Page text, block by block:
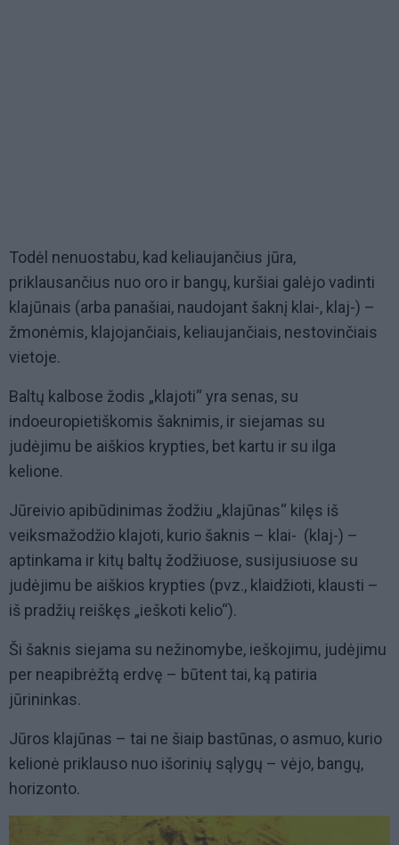
Todėl nenuostabu, kad keliaujančius jūra,
priklausančius nuo oro ir bangų, kuršiai galėjo vadinti
klajūnais (arba panašiai, naudojant šaknį klai-, klaj-) –
žmonėmis, klajojančiais, keliaujančiais, nestovinčiais
vietoje.
Baltų kalbose žodis „klajoti“ yra senas, su
indoeuropietiškomis šaknimis, ir siejamas su
judėjimu be aiškios krypties, bet kartu ir su ilga
kelione.
Jūreivio apibūdinimas žodžiu „klajūnas“ kilęs iš
veiksmažodžio klajoti, kurio šaknis – klai- (klaj-) –
aptinkama ir kitų baltų žodžiuose, susijusiuose su
judėjimu be aiškios krypties (pvz., klaidžioti, klausti –
iš pradžių reiškęs „ieškoti kelio“).
Ši šaknis siejama su nežinomybe, ieškojimu, judėjimu
per neapibrėžtą erdvę – būtent tai, ką patiria
jūrininkas.
Jūros klajūnas – tai ne šiaip bastūnas, o asmuo, kurio
kelionė priklauso nuo išorinių sąlygų – vėjo, bangų,
horizonto.